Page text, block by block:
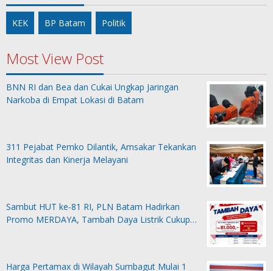
KEK BP Batam Politik
Most View Post
BNN RI dan Bea dan Cukai Ungkap Jaringan
Narkoba di Empat Lokasi di Batam
311 Pejabat Pemko Dilantik, Amsakar Tekankan
Integritas dan Kinerja Melayani
Sambut HUT ke-81 RI, PLN Batam Hadirkan
Promo MERDAYA, Tambah Daya Listrik Cukup…
Harga Pertamax di Wilayah Sumbagut Mulai 1